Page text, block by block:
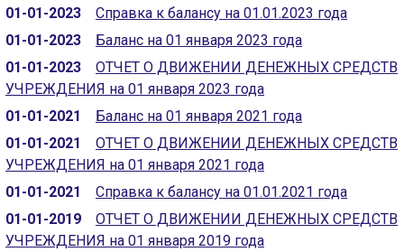
ГОЛОС
🔊 Включить озвучивание
Настройки по умолчанию
01-01-2023
Справка к балансу на 01.01.2023 года
01-01-2023
Баланс на 01 января 2023 года
01-01-2023
ОТЧЕТ О ДВИЖЕНИИ ДЕНЕЖНЫХ СРЕДСТВ
УЧРЕЖДЕНИЯ на 01 января 2023 года
01-01-2021
Баланс на 01 января 2021 года
01-01-2021
ОТЧЕТ О ДВИЖЕНИИ ДЕНЕЖНЫХ СРЕДСТВ
УЧРЕЖДЕНИЯ на 01 января 2021 года
01-01-2021
Справка к балансу на 01.01.2021 года
01-01-2019
ОТЧЕТ О ДВИЖЕНИИ ДЕНЕЖНЫХ СРЕДСТВ
УЧРЕЖДЕНИЯ на 01 января 2019 года